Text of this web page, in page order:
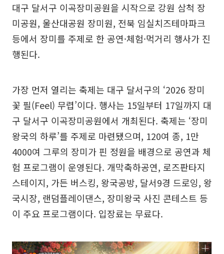
대구 달서구 이곡장미공원을 시작으로 강원 삼척 장
미공원, 울산대공원 장미원, 전북 임실치즈테마파크
등에서 장미를 주제로 한 공연·체험·먹거리 행사가 진
행된다.
가장 먼저 열리는 축제는 대구 달서구의 ‘2026 장미
꽃 필(Feel) 무렵’이다. 행사는 15일부터 17일까지 대
구 달서구 이곡장미공원에서 개최된다. 축제는 ‘장미
왕국의 하루’를 주제로 마련됐으며, 120여 종, 1만
4000여 그루의 장미가 핀 정원을 배경으로 공연과 체
험 프로그램이 운영된다. 개막축하공연, 로즈판타지
스테이지, 가든 버스킹, 왕국공방, 달서9경 드로잉, 왕
국시장, 랜덤플레이댄스, 장미왕국 사진 콘테스트 등
이 주요 프로그램이다. 입장료는 무료다.